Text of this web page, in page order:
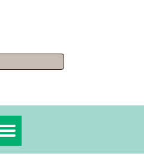
خروج از حساب کاربری